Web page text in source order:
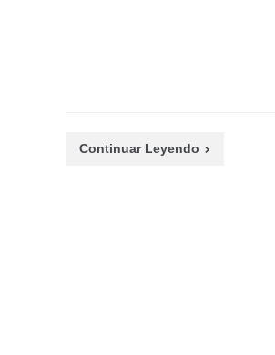
Continuar Leyendo